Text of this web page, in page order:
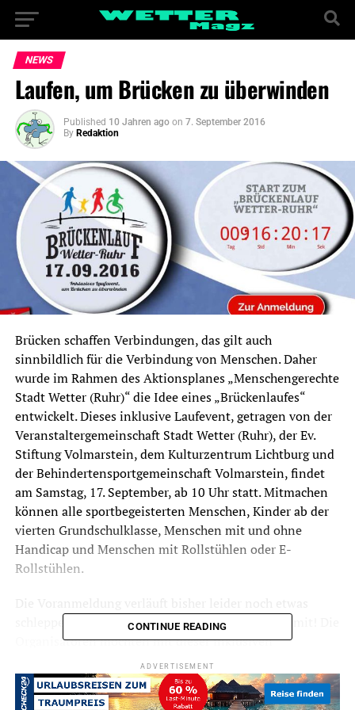
NEWS
Laufen, um Brücken zu überwinden
Published 10 Jahren ago on 7. September 2016
By Redaktion
Brücken schaffen Verbindungen, das gilt auch
sinnbildlich für die Verbindung von Menschen. Daher
wurde im Rahmen des Aktionsplanes „Menschengerechte
Stadt Wetter (Ruhr)“ die Idee eines „Brückenlaufes“
entwickelt. Dieses inklusive Laufevent, getragen von der
Veranstaltergemeinschaft Stadt Wetter (Ruhr), der Ev.
Stiftung Volmarstein, dem Kulturzentrum Lichtburg und
der Behindertensportgemeinschaft Volmarstein, findet
am Samstag, 17. September, ab 10 Uhr statt. Mitmachen
können alle sportbegeisterten Menschen, Kinder ab der
vierten Grundschulklasse, Menschen mit und ohne
Handicap und Menschen mit Rollstühlen oder E-
Rollstühlen.
schleppend. Also trauen Sie sich und machen Sie mit! Die
Organisatoren möchten mit dieser inklusiven
Veranstaltung ein Gemeinschaftsgefühl für alle
Bürgerinnen und Bürger der Stadt Wetter und darüber
hinaus schaffen und würden sich daher über zahlreiche
CONTINUE READING
ADVERTISEMENT